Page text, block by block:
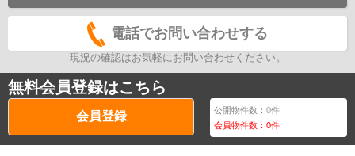
電話でお問い合わせする
現況の確認はお気軽にお問い合わせください。
無料会員登録はこちら
会員登録 公開物件数：0件
会員物件数：0件